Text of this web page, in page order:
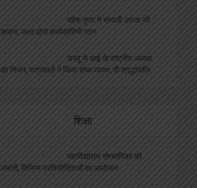
महेश गुप्ता ने संभाली उपजा की
कमान, जल्द होगा कार्यकारिणी गठन
डब्लू जे आई के राष्ट्रीय अध्यक्ष
का निधन, पत्रकारों ने किया शोक व्यक्त, दी श्रद्धांजलि
शिक्षा
महाविद्यालय संस्थापिका की
जयंती, विभिन्न प्रतियोगिताओं का आयोजन